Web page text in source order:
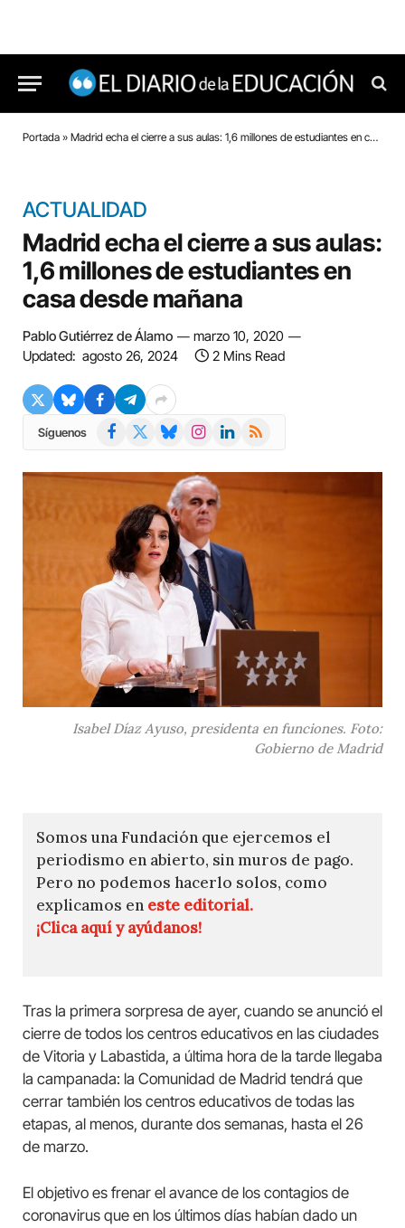
Portada » Madrid echa el cierre a sus aulas: 1,6 millones de estudiantes en casa desde mañana
ACTUALIDAD
Madrid echa el cierre a sus aulas:
1,6 millones de estudiantes en
casa desde mañana
Pablo Gutiérrez de Álamo
marzo 10, 2020
Updated: agosto 26, 2024 2 Mins Read
Síguenos Facebook BlueskyInstagramLinkedIn
RSS
Isabel Díaz Ayuso, presidenta en funciones. Foto:
Gobierno de Madrid
Somos una Fundación que ejercemos el
periodismo en abierto, sin muros de pago.
Pero no podemos hacerlo solos, como
explicamos en este editorial.
¡Clica aquí y ayúdanos!
Tras la primera sorpresa de ayer, cuando se anunció el
cierre de todos los centros educativos en las ciudades
de Vitoria y Labastida, a última hora de la tarde llegaba
la campanada: la Comunidad de Madrid tendrá que
cerrar también los centros educativos de todas las
etapas, al menos, durante dos semanas, hasta el 26
de marzo.
El objetivo es frenar el avance de los contagios de
coronavirus que en los últimos días habían dado un